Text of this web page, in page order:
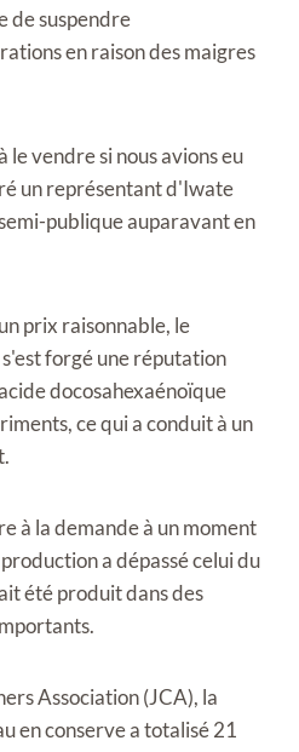
de suspendre
en raison des maigres
le vendre si nous avions eu
un représentant d'Iwate
publique auparavant en
prix raisonnable, le
forgé une réputation
docosahexaénoïque
ce qui a conduit à un
à la demande à un moment
a dépassé celui du
été produit dans des
Association (JCA), la
en conserve a totalisé 21